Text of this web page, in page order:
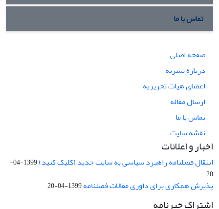
تماس با ما
صفحه اصلی
درباره نشریه
اعضای هیات تحریریه
ارسال مقاله
تماس با ما
نقشه سایت
اخبار و اعلانات
انتقال فصلنامه راهبرد سیاسی به سایت جدید (کلیک کنید)
1399-04-
20
پذیرش همکاری برای داوری مقالات فصلنامه1399-04-20
اشتراک خبرنامه